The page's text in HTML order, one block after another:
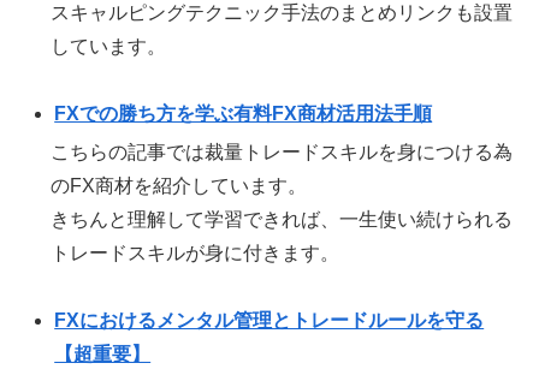
スキャルピングテクニック手法のまとめリンクも設置
しています。
FXでの勝ち方を学ぶ有料FX商材活用法手順
こちらの記事では裁量トレードスキルを身につける為
のFX商材を紹介しています。
きちんと理解して学習できれば、一生使い続けられる
トレードスキルが身に付きます。
FXにおけるメンタル管理とトレードルールを守る
【超重要】